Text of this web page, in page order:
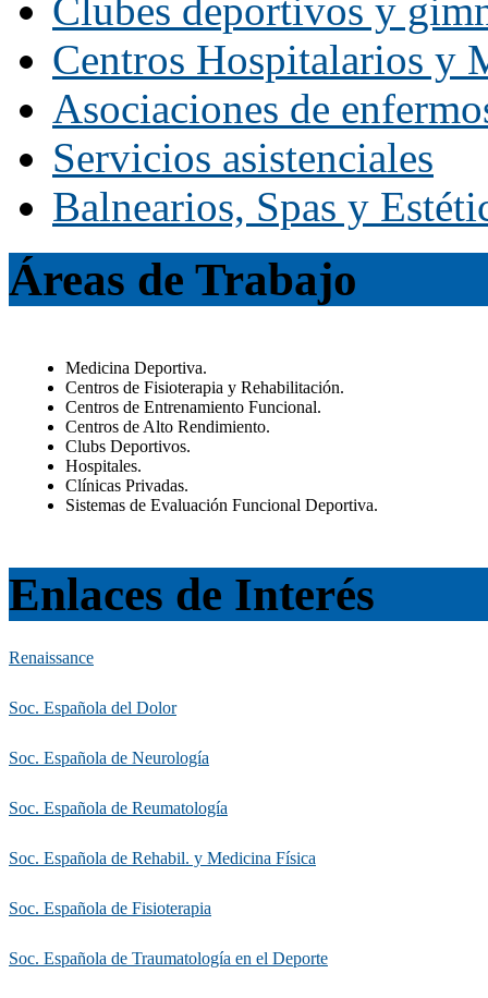
Clubes deportivos y
Centros Hospitalarios y
Asociaciones de
Servicios asistenciales
Balnearios, Spas y
Áreas de Trabajo
Medicina Deportiva.
Centros de Fisioterapia y Rehabilitación.
Centros de Entrenamiento Funcional.
Centros de Alto Rendimiento.
Clubs Deportivos.
Hospitales.
Clínicas Privadas.
Sistemas de Evaluación Funcional Deportiva.
Enlaces de Interés
Renaissance
Soc. Española del Dolor
Soc. Española de Neurología
Soc. Española de Reumatología
Soc. Española de Rehabil. y Medicina Física
Soc. Española de Fisioterapia
Soc. Española de Traumatología en el Deporte